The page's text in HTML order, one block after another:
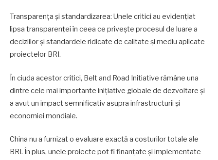
Transparența și standardizarea: Unele critici au evidențiat
lipsa transparenței în ceea ce privește procesul de luare a
deciziilor și standardele ridicate de calitate și mediu aplicate
proiectelor BRI.
În ciuda acestor critici, Belt and Road Initiative rămâne una
dintre cele mai importante inițiative globale de dezvoltare și
a avut un impact semnificativ asupra infrastructurii și
economiei mondiale.
China nu a furnizat o evaluare exactă a costurilor totale ale
BRI. În plus, unele proiecte pot fi finanțate și implementate